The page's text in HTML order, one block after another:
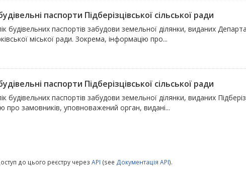
паспорти Підберізцівської сільської ради
будівельних паспортів забудови земельної ділянки, виданих
міської ради. Зокрема, інформацію про...
паспорти Підберізцівської сільської ради
будівельних паспортів забудови земельної ділянки, виданих
про замовників, уповноважений орган, видані...
до цього реєстру через API (see Документація API).